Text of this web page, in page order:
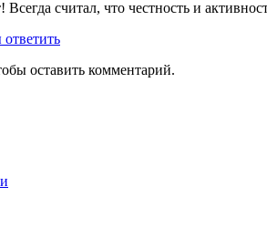
считал, что честность и
оставить комментарий.